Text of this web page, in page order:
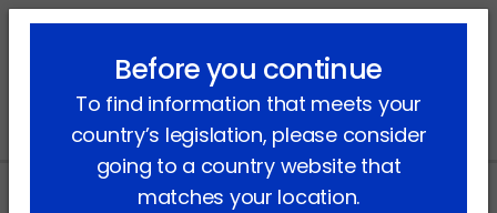
lock_outline search menu
Actualités
Before you continue
To find information that meets your
country’s legislation, please consider
going to a country website that
matches your location.